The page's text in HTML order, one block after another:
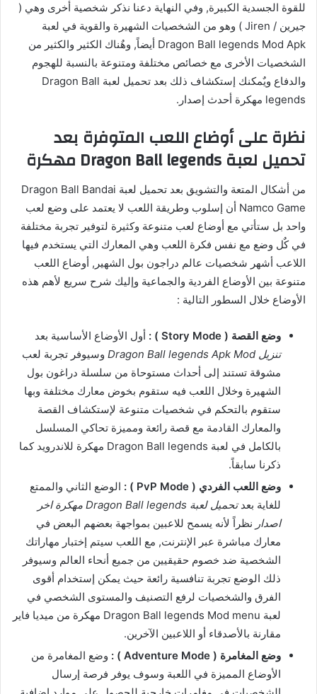
للقوة الجسدية الكبيرة, وفي النهاية دعنا نذكر شخصية أخرى وهي (
جيرين / Jiren ) وهو من الشخصيات الشهيرة والقوية في لعبة
Dragon Ball legends Mod Apk أيضاً, وهٌناك الكثير والكثير من
الشخصيات الأخرى مع خصائص مختلفة ومتنوعة بالنسبة للهجوم
والدفاع ويٌمكنك إستكشاف ذلك بعد تحميل لعبة Dragon Ball
legends مهكرة أحدث إصدار.
نظرة على أوضاع اللعب المتوفرة بعد
تحميل لعبة Dragon Ball legends مهكرة
من أشكال المتعة والتشويق بعد تحميل لعبة Dragon Ball Bandai
Namco Game أن إسلوب وطريقة اللعب لا يعتمد على وضع لعب
واحد بل ستأتي مع أوضاع لعب متنوعة وكثيرة لتوفير تجربة مختلفة
في كٌل وضع مع نفس فكرة اللعب وهي المعارك التي يستخدم فيها
اللاعب أشهر شخصيات عالم دراجون بول الشهير, أوضاع اللعب
متنوعة بين الأوضاع الفردية والجماعية وإليك شرح سريع لأهم هذه
الأوضاع خلال السطور التالية :
وضع القصة ( Story Mode ) :
أول الأوضاع الأساسية بعد
تنزيل Dragon Ball legends Apk Mod
وسيوفر تجربة لعب
مشوقة تستند إلى أحداث مستوحاة من سلسلة دراغون بول
الشهيرة وخلال اللعب فيه ستقوم بخوض معارك مختلفة وبها
ستقوم بالتحكم في شخصيات متنوعة لإستكشاف القصة
والمعارك القادمة مع قصة رائعة ومميزة تحاكي المسلسل
بالكامل في لعبة Dragon Ball legends مهكرة للاندرويد كما
ذكرنا سابقاً.
وضع اللعب الفردي ( PvP Mode ) :
الوضع الثاني والممتع
للغاية بعد
تحميل لعبة Dragon Ball legends مهكرة اخر
اصدار نظراً لأنه يسمح للاعبين بمواجهة بعضهم البعض في
معارك مباشرة عبر الإنترنت, مع اللعب سيتم إختبار مهاراتك
الشخصية ضد خصوم حقيقيين من جميع أنحاء العالم وسيوفر
ذلك الوضع تجربة تنافسية رائعة حيث يمكن إستخدام أقوى
الفرق والشخصيات لرفع التصنيف والمستوى الشخصي في
لعبة Dragon Ball legends Mod menu مهكرة من ميديا فاير
مقارنة بالأصدقاء أو اللاعبين الآخرين.
وضع المغامرة ( Adventure Mode ) :
وضع المغامرة من
الأوضاع المميزة في اللعبة وسوف يوفر فرصة إرسال